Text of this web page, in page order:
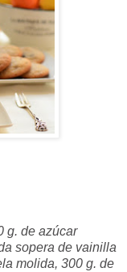
g. de azúcar
sopera de vainilla
molida, 300 g. de